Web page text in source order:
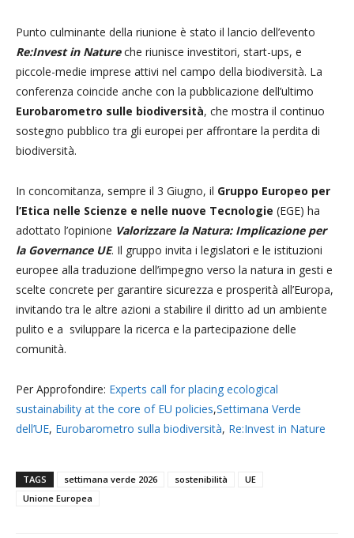
Punto culminante della riunione è stato il lancio dell’evento
Re:Invest in Nature che riunisce investitori, start-ups, e
piccole-medie imprese attivi nel campo della biodiversità. La
conferenza coincide anche con la pubblicazione dell’ultimo
Eurobarometro sulle biodiversità, che mostra il continuo
sostegno pubblico tra gli europei per affrontare la perdita di
biodiversità.
In concomitanza, sempre il 3 Giugno, il Gruppo Europeo per
l’Etica nelle Scienze e nelle nuove Tecnologie (EGE) ha
adottato l’opinione Valorizzare la Natura: Implicazione per
la Governance UE. Il gruppo invita i legislatori e le istituzioni
europee alla traduzione dell’impegno verso la natura in gesti e
scelte concrete per garantire sicurezza e prosperità all’Europa,
invitando tra le altre azioni a stabilire il diritto ad un ambiente
pulito e a sviluppare la ricerca e la partecipazione delle
comunità.
Per Approfondire: Experts call for placing ecological
sustainability at the core of EU policies,Settimana Verde
dell’UE, Eurobarometro sulla biodiversità, Re:Invest in Nature
TAGS settimana verde 2026 sostenibilità
UE
Unione Europea